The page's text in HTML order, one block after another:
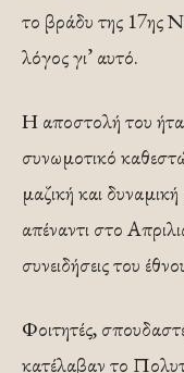
το βράδυ της 17ης
λόγος γι’ αυτό.
Η αποστολή του
συνωμοτικό
μαζική και
απέναντι στο
συνειδήσεις του
Φοιτητές,
κατέλαβαν το